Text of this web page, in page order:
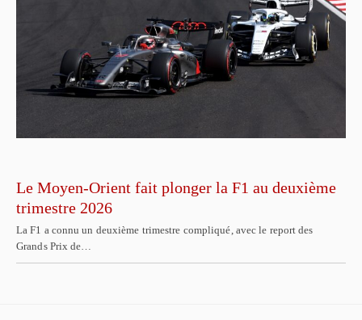
Le Moyen-Orient fait plonger la F1 au deuxième
trimestre 2026
La F1 a connu un deuxième trimestre compliqué, avec le report des
Grands Prix de…